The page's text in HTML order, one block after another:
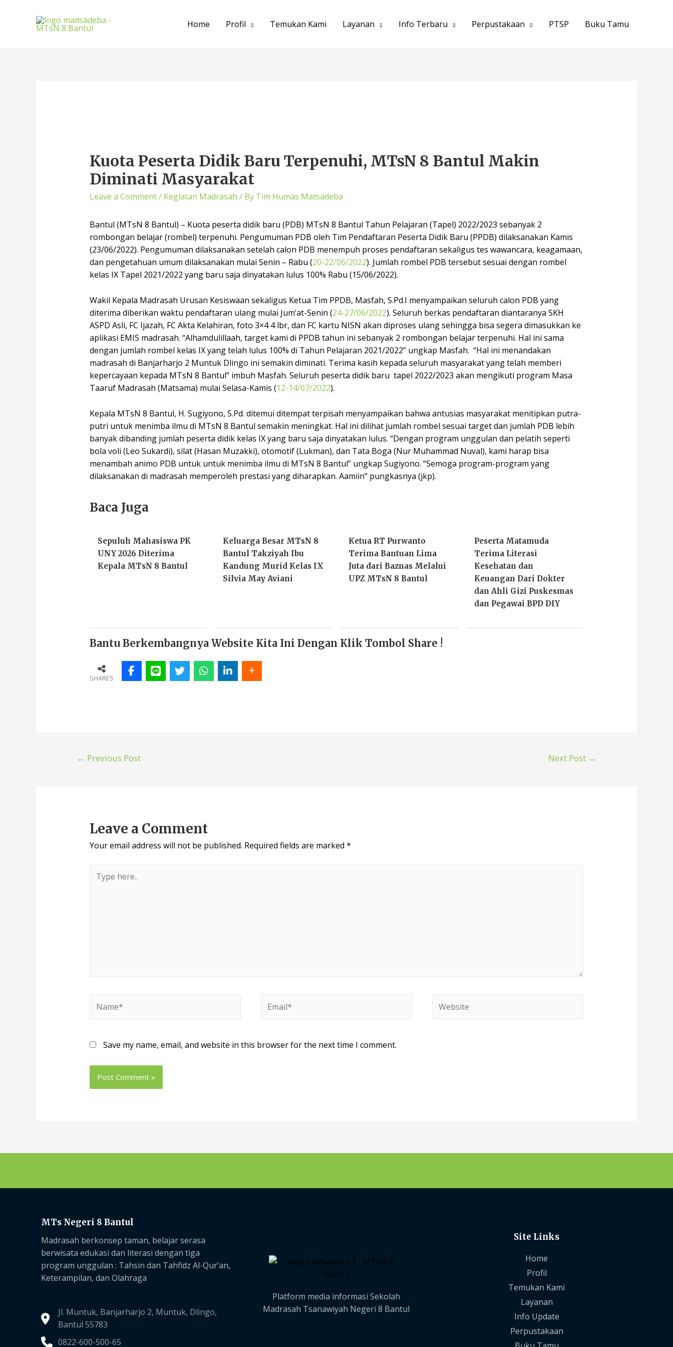
Home Profil Temukan Kami Layanan Info Terbaru Perpustakaan PTSP Buku Tamu
Kuota Peserta Didik Baru Terpenuhi, MTsN 8 Bantul Makin
Diminati Masyarakat
Leave a Comment/ Kegiatan Madrasah / By Tim Humas Matsadeba
Bantul (MTsN 8 Bantul) – Kuota peserta didik baru (PDB) MTsN 8 Bantul Tahun Pelajaran (Tapel) 2022/2023 sebanyak 2
rombongan belajar (rombel) terpenuhi. Pengumuman PDB oleh Tim Pendaftaran Peserta Didik Baru (PPDB) dilaksanakan Kamis
(23/06/2022). Pengumuman dilaksanakan setelah calon PDB menempuh proses pendaftaran sekaligus tes wawancara, keagamaan,
dan pengetahuan umum dilaksanakan mulai Senin – Rabu (20-22/06/2022). Jumlah rombel PDB tersebut sesuai dengan rombel
kelas IX Tapel 2021/2022 yang baru saja dinyatakan lulus 100% Rabu (15/06/2022).
Wakil Kepala Madrasah Urusan Kesiswaan sekaligus Ketua Tim PPDB, Masfah, S.Pd.I menyampaikan seluruh calon PDB yang
diterima diberikan waktu pendaftaran ulang mulai Jum’at-Senin (24-27/06/2022). Seluruh berkas pendaftaran diantaranya SKH
ASPD Asli, FC Ijazah, FC Akta Kelahiran, foto 3×4 4 lbr, dan FC kartu NISN akan diproses ulang sehingga bisa segera dimasukkan ke
aplikasi EMIS madrasah. “Alhamdulillaah, target kami di PPDB tahun ini sebanyak 2 rombongan belajar terpenuhi. Hal ini sama
dengan jumlah rombel kelas IX yang telah lulus 100% di Tahun Pelajaran 2021/2022” ungkap Masfah. “Hal ini menandakan
madrasah di Banjarharjo 2 Muntuk Dlingo ini semakin diminati. Terima kasih kepada seluruh masyarakat yang telah memberi
kepercayaan kepada MTsN 8 Bantul” imbuh Masfah. Seluruh peserta didik baru tapel 2022/2023 akan mengikuti program Masa
Taaruf Madrasah (Matsama) mulai Selasa-Kamis (12-14/07/2022).
Kepala MTsN 8 Bantul, H. Sugiyono, S.Pd. ditemui ditempat terpisah menyampaikan bahwa antusias masyarakat menitipkan putra-
putri untuk menimba ilmu di MTsN 8 Bantul semakin meningkat. Hal ini dilihat jumlah rombel sesuai target dan jumlah PDB lebih
banyak dibanding jumlah peserta didik kelas IX yang baru saja dinyatakan lulus. “Dengan program unggulan dan pelatih seperti
bola voli (Leo Sukardi), silat (Hasan Muzakki), otomotif (Lukman), dan Tata Boga (Nur Muhammad Nuval), kami harap bisa
menambah animo PDB untuk untuk menimba ilmu di MTsN 8 Bantul” ungkap Sugiyono. “Semoga program-program yang
dilaksanakan di madrasah memperoleh prestasi yang diharapkan. Aamiin” pungkasnya (jkp).
Baca Juga
Sepuluh Mahasiswa PK
UNY 2026 Diterima
Kepala MTsN 8 Bantul
Keluarga Besar MTsN 8
Bantul Takziyah Ibu
Kandung Murid Kelas IX
Silvia May Aviani
Ketua RT Purwanto
Terima Bantuan Lima
Juta dari Baznas Melalui
UPZ MTsN 8 Bantul
Peserta Matamuda
Terima Literasi
Kesehatan dan
Keuangan Dari Dokter
dan Ahli Gizi Puskesmas
dan Pegawai BPD DIY
Bantu Berkembangnya Website Kita Ini Dengan Klik Tombol Share !
SHARES
← Previous Post Next Post →
Leave a Comment
Your email address will not be published. Required fields are marked *
Save my name, email, and website in this browser for the next time I comment.
MTs Negeri 8 Bantul
Madrasah berkonsep taman, belajar serasa
berwisata edukasi dan literasi dengan tiga
program unggulan : Tahsin dan Tahfidz Al-Qur’an,
Keterampilan, dan Olahraga
Jl. Muntuk, Banjarharjo 2, Muntuk, Dlingo,
Bantul 55783
0822-600-500-65
Platform media informasi Sekolah
Madrasah Tsanawiyah Negeri 8 Bantul
Site Links
Home
Profil
Temukan Kami
Layanan
Info Update
Perpustakaan